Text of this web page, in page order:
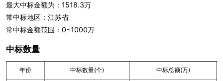
最大中标金额为：1518.3万
常中标地区：江苏省
常中标金额范围：0~1000万
中标数量
年份 中标数量(个) 中标总额(万)